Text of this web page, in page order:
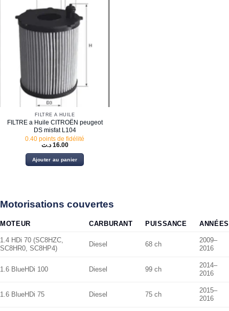
FILTRE À HUILE
FILTRE a Huile CITROËN peugeot
DS misfat L104
0.40 points de fidélité
16.00 د.ت
Ajouter au panier
Motorisations couvertes
MOTEUR CARBURANT PUISSANCE ANNÉES
1.4 HDi 70 (SC8HZC,
SC8HR0, SC8HP4)
Diesel 68 ch
2009–
2016
1.6 BlueHDi 100 Diesel 99 ch
2014–
2016
1.6 BlueHDi 75 Diesel 75 ch
2015–
2016